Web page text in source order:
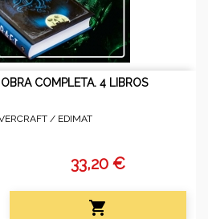
COMPLETA. 4 LIBROS
/ EDIMAT
33,20 €
